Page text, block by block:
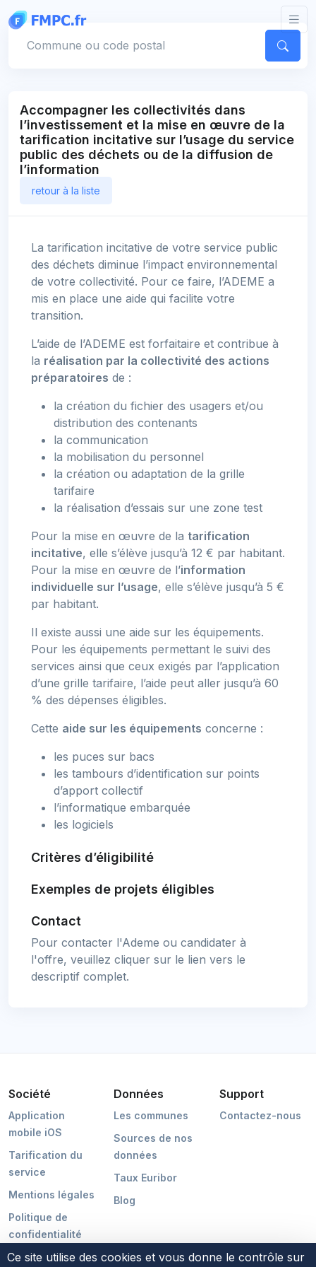
Accompagner les collectivités dans
l’investissement et la mise en œuvre de la
tarification incitative sur l’usage du service
public des déchets ou de la diffusion de
l’information
retour à la liste
La tarification incitative de votre service public
des déchets diminue l’impact environnemental
de votre collectivité. Pour ce faire, l’ADEME a
mis en place une aide qui facilite votre
transition.
L’aide de l’ADEME est forfaitaire et contribue à
la réalisation par la collectivité des actions
préparatoires de :
la création du fichier des usagers et/ou
distribution des contenants
la communication
la mobilisation du personnel
la création ou adaptation de la grille
tarifaire
la réalisation d’essais sur une zone test
Pour la mise en œuvre de la tarification
incitative, elle s’élève jusqu’à 12 € par habitant.
Pour la mise en œuvre de l’information
individuelle sur l’usage, elle s’élève jusqu’à 5 €
par habitant.
Il existe aussi une aide sur les équipements.
Pour les équipements permettant le suivi des
services ainsi que ceux exigés par l’application
d’une grille tarifaire, l’aide peut aller jusqu’à 60
% des dépenses éligibles.
Cette aide sur les équipements concerne :
les puces sur bacs
les tambours d’identification sur points
d’apport collectif
l’informatique embarquée
les logiciels
Critères d’éligibilité
Exemples de projets éligibles
Contact
Pour contacter l'Ademe ou candidater à
l'offre, veuillez cliquer sur le lien vers le
descriptif complet.
Société
Application
mobile iOS
Tarification du
service
Mentions légales
Politique de
confidentialité
Données
Les communes
Sources de nos
données
Taux Euribor
Blog
Support
Contactez-nous
Panneau de gestion des cookies
Ce site utilise des cookies et vous donne le contrôle sur